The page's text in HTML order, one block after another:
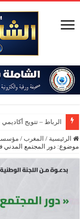
الرباط – تتويج
الرئيسية / المغرب /
موضوع: دور المجتمع المدني